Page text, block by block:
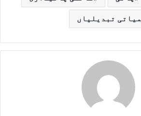
تبدیلیاں